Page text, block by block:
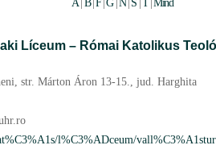
Á B |F |G N S T |Mind
Líceum – Római Katolikus
str. Márton Áron 13-15., jud. Harghita
l%C3%ADceum/